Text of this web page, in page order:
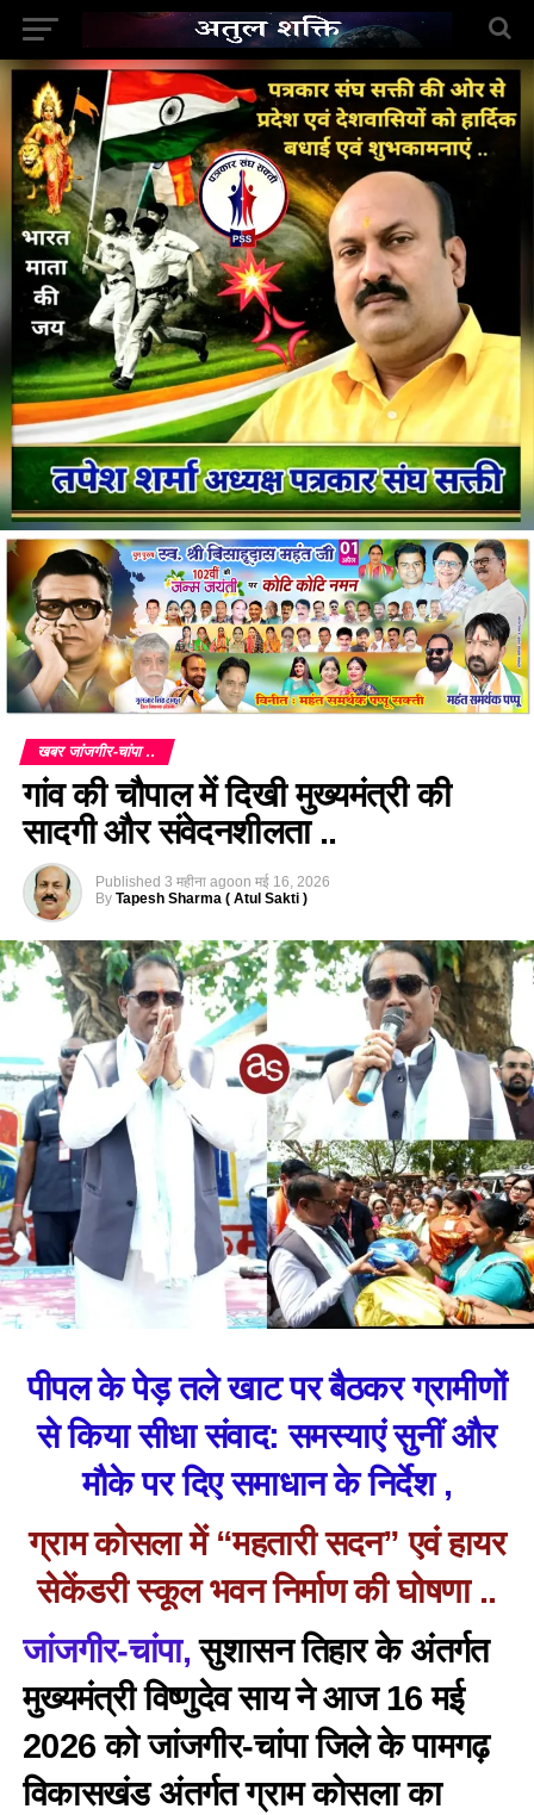
खबर जांजगीर-चांपा ..
गांव की चौपाल में दिखी मुख्यमंत्री की
सादगी और संवेदनशीलता ..
Published 3 महीना agoon मई 16, 2026
By Tapesh Sharma ( Atul Sakti )
पीपल के पेड़ तले खाट पर बैठकर ग्रामीणों
से किया सीधा संवाद: समस्याएं सुनीं और
मौके पर दिए समाधान के निर्देश ,
ग्राम कोसला में “महतारी सदन” एवं हायर
सेकेंडरी स्कूल भवन निर्माण की घोषणा ..
जांजगीर-चांपा,सुशासन तिहार के अंतर्गत
मुख्यमंत्री विष्णुदेव साय ने आज 16 मई
2026 को जांजगीर-चांपा जिले के पामगढ़
विकासखंड अंतर्गत ग्राम कोसला का